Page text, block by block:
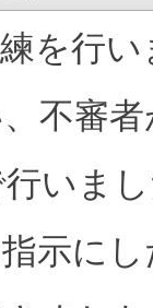
を行
不審
いま
示に